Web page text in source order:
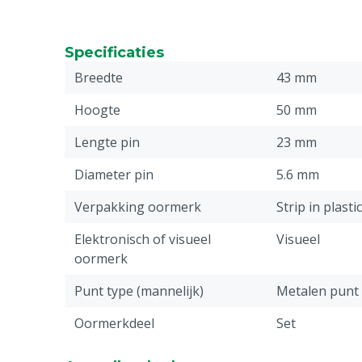
Specificaties
Breedte
43 mm
Hoogte
50 mm
Lengte pin
23 mm
Diameter pin
5.6 mm
Verpakking oormerk
Strip in
Elektronisch of visueel
oormerk
Visueel
Punt type (mannelijk)
Metalen punt
Oormerkdeel
Set